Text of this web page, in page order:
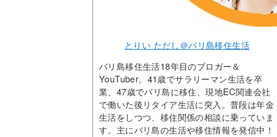
とりい ただし＠バリ島移住生活
バリ島移住生活18年目のブロガー＆
YouTuber。41歳でサラリーマン生活を卒
業、47歳でバリ島に移住、現地EC関連会社
で働いた後リタイア生活に突入。普段は年金
生活をしつつ、移住関係の相談に乗っていま
す。主にバリ島の生活や移住情報を発信中！